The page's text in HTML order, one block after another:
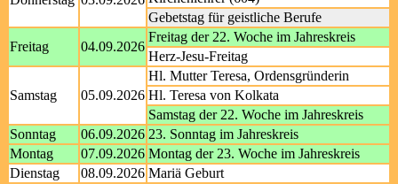
Gebetstag für geistliche Berufe
Freitag
04.09.2026
Freitag der 22. Woche im Jahreskreis
Herz-Jesu-Freitag
Samstag 05.09.2026
Hl. Mutter Teresa, Ordensgründerin
Hl. Teresa von Kolkata
Samstag der 22. Woche im Jahreskreis
Sonntag
06.09.2026 23. Sonntag im Jahreskreis
Montag
07.09.2026 Montag der 23. Woche im Jahreskreis
Dienstag
08.09.2026 Mariä Geburt